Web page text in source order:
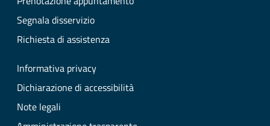
Segnala disservizio
Richiesta di assistenza
Informativa privacy
Dichiarazione di accessibilità
Note legali